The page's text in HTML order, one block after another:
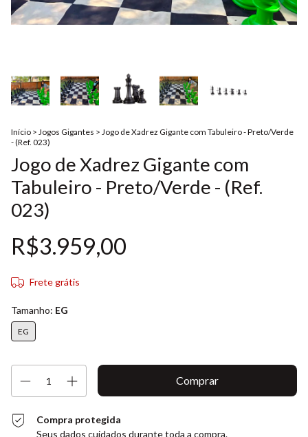
Início > Jogos Gigantes > Jogo de Xadrez Gigante com Tabuleiro - Preto/Verde
- (Ref. 023)
Jogo de Xadrez Gigante com
Tabuleiro - Preto/Verde - (Ref.
023)
R$3.959,00
Frete grátis
Tamanho: EG
EG
Compra protegida
Seus dados cuidados durante toda a compra.